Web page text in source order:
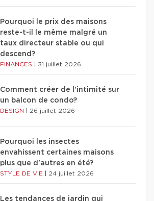
Pourquoi le prix des maisons
reste-t-il le même malgré un
taux directeur stable ou qui
descend?
FINANCES 31 juillet 2026
Comment créer de l'intimité sur
un balcon de condo?
DESIGN 26 juillet 2026
Pourquoi les insectes
envahissent certaines maisons
plus que d'autres en été?
STYLE DE VIE 24 juillet 2026
Les tendances de jardin qui